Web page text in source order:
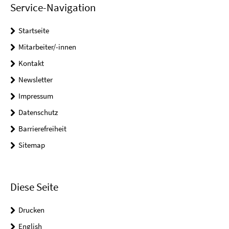
Service-Navigation
Startseite
Mitarbeiter/-innen
Kontakt
Newsletter
Impressum
Datenschutz
Barrierefreiheit
Sitemap
Diese Seite
Drucken
English